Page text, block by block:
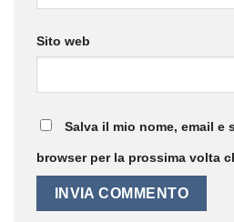
Sito web
Salva il mio nome, email e
browser per la prossima volta